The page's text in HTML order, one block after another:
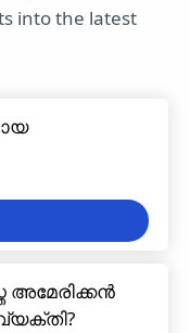
into the latest
അമേരിക്കൻ